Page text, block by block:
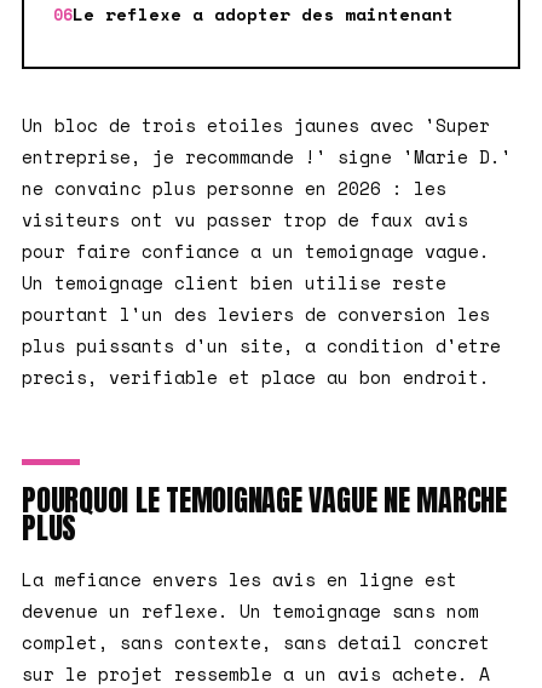
Le reflexe a adopter des maintenant
Un bloc de trois etoiles jaunes avec 'Super
entreprise, je recommande !' signe 'Marie D.'
ne convainc plus personne en 2026 : les
visiteurs ont vu passer trop de faux avis
pour faire confiance a un temoignage vague.
Un temoignage client bien utilise reste
pourtant l'un des leviers de conversion les
plus puissants d'un site, a condition d'etre
precis, verifiable et place au bon endroit.
POURQUOI LE TEMOIGNAGE VAGUE NE MARCHE
PLUS
La mefiance envers les avis en ligne est
devenue un reflexe. Un temoignage sans nom
complet, sans contexte, sans detail concret
sur le projet ressemble a un avis achete. A